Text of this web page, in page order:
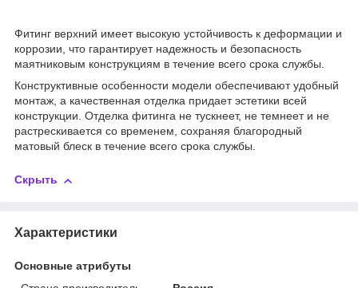
Фитинг верхний имеет высокую устойчивость к деформации и
коррозии, что гарантирует надежность и безопасность
маятниковым конструкциям в течение всего срока службы.
Конструктивные особенности модели обеспечивают удобный
монтаж, а качественная отделка придает эстетики всей
конструкции. Отделка фитинга не тускнеет, не темнеет и не
растрескивается со временем, сохраняя благородный
матовый блеск в течение всего срока службы.
Скрыть
Характеристики
Основные атрибуты